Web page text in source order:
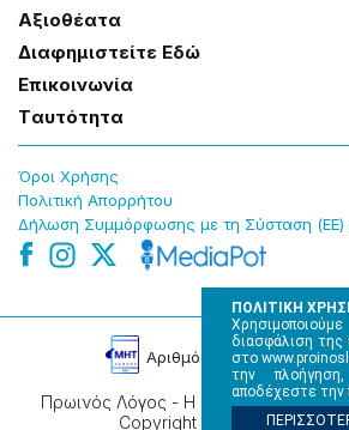
ΠΟΛΙΤΙΚΗ
διασφάλιση της
στο
την
αποδέχεστε την
Αξɩοθέατα
Δɩαφημɩστείτε Εδώ
Επɩκοɩνωνία
Tαυτότητα
Όροɩ Χρήσης
Πολɩτɩκή Απορρήτου
Δήλωση Συμμόρφωσης με τη Σύσταση (ΕΕ)
Πρωινός Λόγος - Η καθημερινή
Copyright © 2026, All rights
Αρɩθμός Πɩστοποίησης